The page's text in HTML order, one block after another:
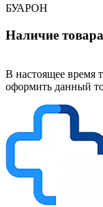
БУАРОН
Наличие
В настоящее время
оформить данный